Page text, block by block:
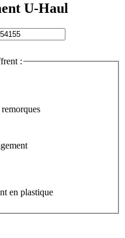
U-Haul
:
en plastique